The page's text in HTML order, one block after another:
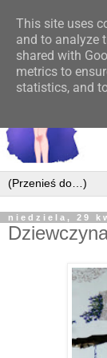
niedziela, 29
This site uses
and to analyze
shared with
metrics to
statistics, and